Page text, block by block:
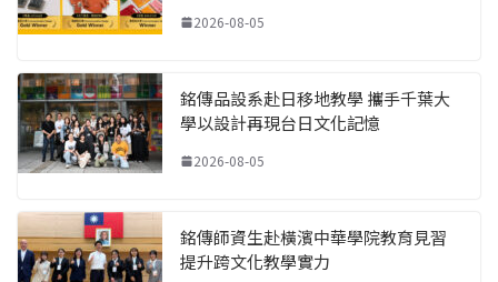
2026-08-05
銘傳品設系赴日移地教學 攜手千葉大
學以設計再現台日文化記憶
2026-08-05
銘傳師資生赴橫濱中華學院教育見習
提升跨文化教學實力